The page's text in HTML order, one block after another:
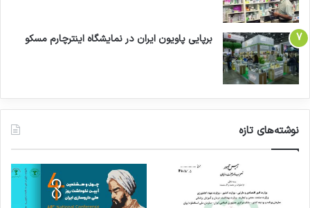
برپایی پاویون ایران در نمایشگاه اینترچارم مسکو
نوشته‌های تازه